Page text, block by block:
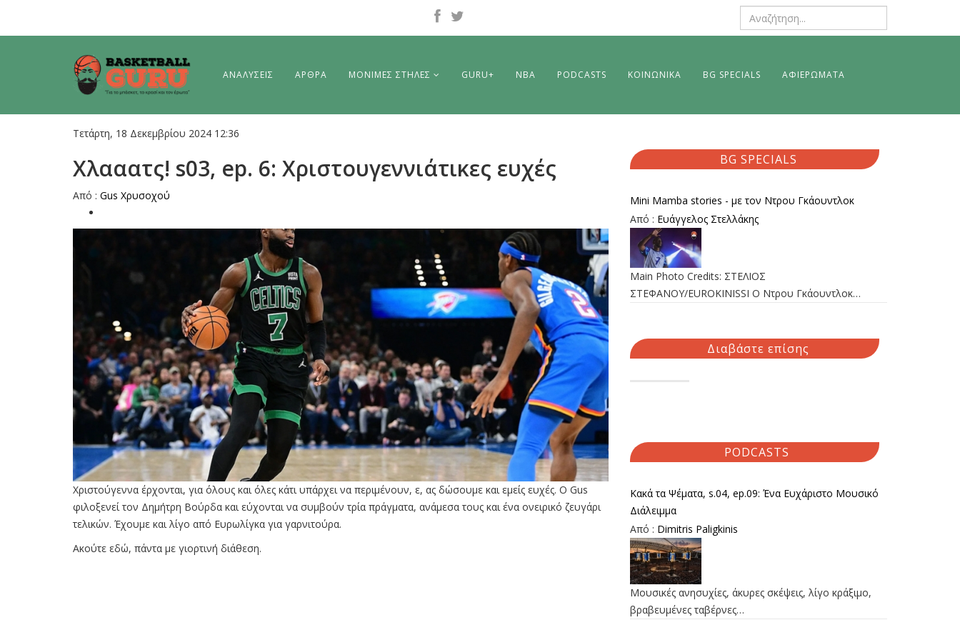
ΑΝΑΛΥΣΕΙΣ ΑΡΘΡΑ ΜΟΝΙΜΕΣ ΣΤΗΛΕΣ GURU+ NBA PODCASTS ΚΟΙΝΩΝΙΚΑ BG SPECIALS ΑΦΙΕΡΩΜΑΤΑ
Τετάρτη, 18 Δεκεμβρίου 2024 12:36
Χλααατς! s03, ep. 6: Χριστουγεννιάτικες ευχές
Από : Gus Χρυσοχού
Χριστούγεννα έρχονται, για όλους και όλες κάτι υπάρχει να περιμένουν, ε, ας δώσουμε και εμείς ευχές. O Gus
φιλοξενεί τον Δημήτρη Βούρδα και εύχονται να συμβούν τρία πράγματα, ανάμεσα τους και ένα ονειρικό ζευγάρι
τελικών. Έχουμε και λίγο από Ευρωλίγκα για γαρνιτούρα.
Ακούτε εδώ, πάντα με γιορτινή διάθεση.
BG SPECIALS
Mini Mamba stories - με τον Ντρου Γκάουντλοκ
Από : Ευάγγελος Στελλάκης
Main Photo Credits: ΣΤΕΛΙΟΣ
ΣΤΕΦΑΝΟΥ/EUROKINISSI Ο Ντρου Γκάουντλοκ…
Διαβάστε επίσης
PODCASTS
Κακά τα Ψέματα, s.04, ep.09: Ένα Ευχάριστο Μουσικό
Διάλειμμα
Από : Dimitris Paligkinis
Μουσικές ανησυχίες, άκυρες σκέψεις, λίγο κράξιμο,
βραβευμένες ταβέρνες…